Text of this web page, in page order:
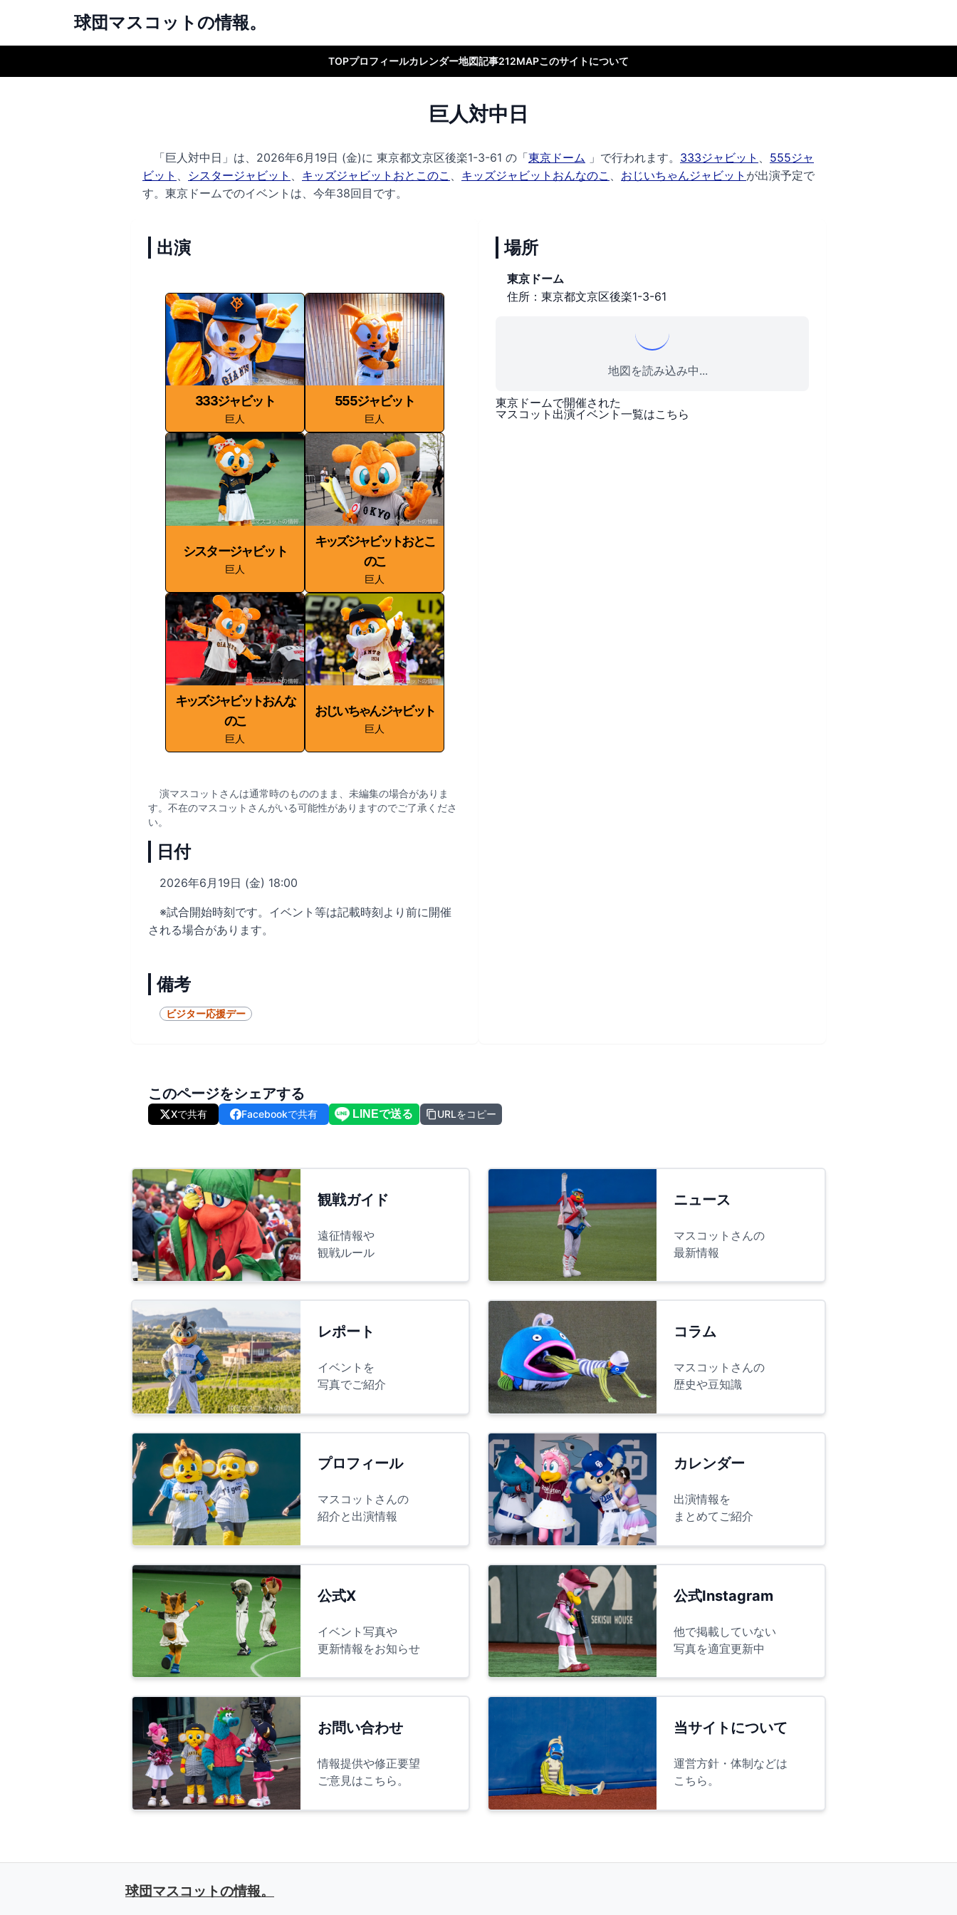
球団マスコットの情報。
TOPプロフィールカレンダー地図記事212MAPこのサイトについて
巨人対中日
「巨人対中日」は、2026年6月19日 (金)に 東京都文京区後楽1-3-61 の 「東京ドーム 」で行われます。 333ジャビット 、 555ジャ
ビット 、 シスタージャビット 、 キッズジャビットおとこのこ 、 キッズジャビットおんなのこ 、 おじいちゃんジャビット が出演予定で
す。 東京ドームでのイベントは、今年38回目です。
出演
333ジャビット
巨人
555ジャビット
巨人
シスタージャビット
巨人
キッズジャビットおとこ
のこ
巨人
キッズジャビットおんな
のこ
巨人
おじいちゃんジャビット
巨人
演マスコットさんは通常時のもののまま、未編集の場合がありま
す。不在のマスコットさんがいる可能性がありますのでご了承くださ
い。
日付
2026年6月19日 (金) 18:00
※試合開始時刻です。イベント等は記載時刻より前に開催
される場合があります。
備考
ビジター応援デー
場所
東京ドーム
住所：東京都文京区後楽1-3-61
地図を読み込み中...
東京ドームで開催された
マスコット出演イベント一覧はこちら
このページをシェアする
Xで共有 Facebookで共有 URLをコピー
観戦ガイド
遠征情報や
観戦ルール
ニュース
マスコットさんの
最新情報
レポート
イベントを
写真でご紹介
コラム
マスコットさんの
歴史や豆知識
プロフィール
マスコットさんの
紹介と出演情報
カレンダー
出演情報を
まとめてご紹介
公式X
イベント写真や
更新情報をお知らせ
公式Instagram
他で掲載していない
写真を適宜更新中
お問い合わせ
情報提供や修正要望
ご意見はこちら。
当サイトについて
運営方針・体制などは
こちら。
球団マスコットの情報。